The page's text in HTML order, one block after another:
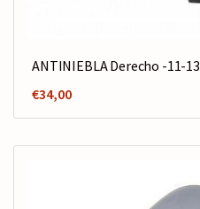
ANTINIEBLA Derecho -11-13
€34,00